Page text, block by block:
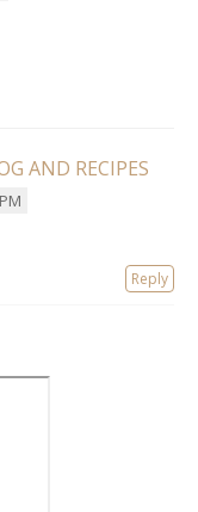
AND RECIPES
Reply